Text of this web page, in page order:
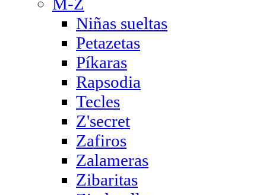
Niñas sueltas
Petazetas
Píkaras
Rapsodia
Tecles
Z'secret
Zafiros
Zalameras
Zibaritas